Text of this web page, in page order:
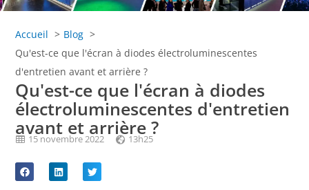
Accueil
Blog
Qu'est-ce que l'écran à diodes électroluminescentes
d'entretien avant et arrière ?
Qu'est-ce que l'écran à diodes
électroluminescentes d'entretien
avant et arrière ?
15 novembre 2022 13h25